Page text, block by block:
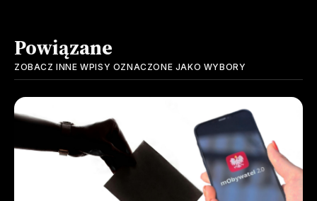
Powiązane
ZOBACZ INNE WPISY OZNACZONE JAKO WYBORY